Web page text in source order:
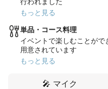
もっと見る
単品・コース料理
イベントで楽しむことが
用意されています
もっと見る
🎤 マイク